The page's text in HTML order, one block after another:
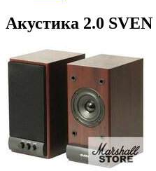
Акустика 2.0